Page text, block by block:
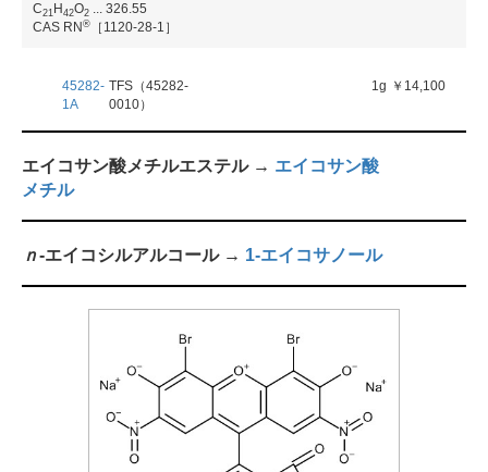
C21 H 42O2 ... 326.55
CAS RN ® ［1120-28-1］
45282-
1A
TFS（45282-
0010）
1g ￥14,100
エイコサン酸メチルエステル → エイコサン酸
メチル
ｎ-エイコシルアルコール → 1-エイコサノール